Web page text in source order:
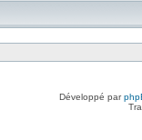
Développé par